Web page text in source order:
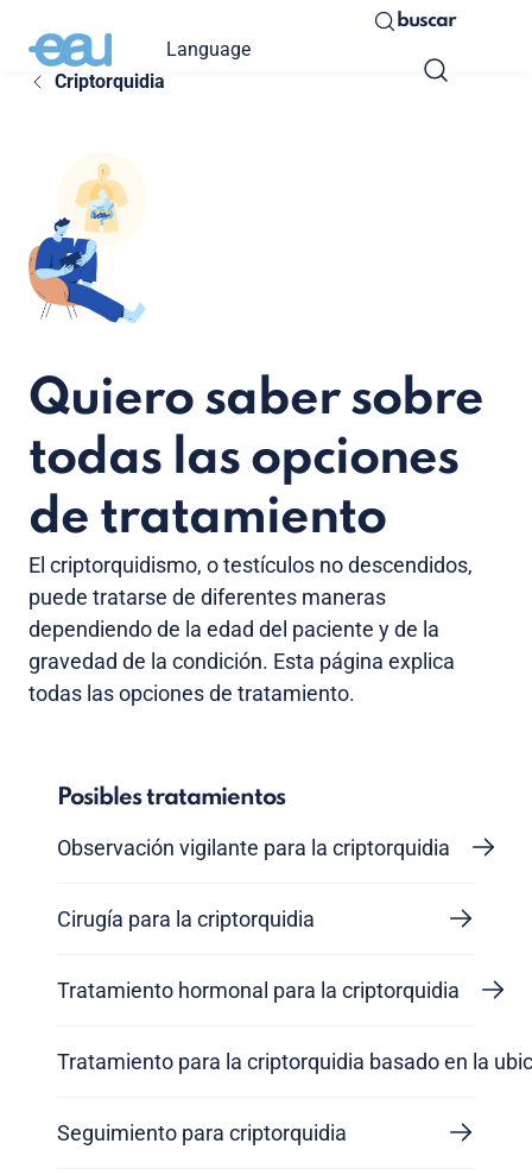
Language
buscar
Criptorquidia
Quiero saber sobre
todas las opciones
de tratamiento
El criptorquidismo, o testículos no descendidos,
puede tratarse de diferentes maneras
dependiendo de la edad del paciente y de la
gravedad de la condición. Esta página explica
todas las opciones de tratamiento.
Posibles tratamientos
Observación vigilante para la criptorquidia
Cirugía para la criptorquidia
Tratamiento hormonal para la criptorquidia
Tratamiento para la criptorquidia basado en la
Seguimiento para criptorquidia